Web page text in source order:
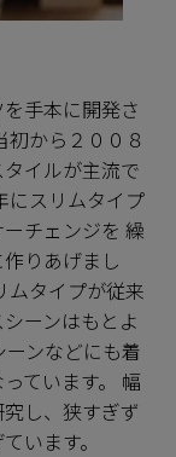
手本に開発さ
から２００８
イルが主流で
にスリムタイプ
チェンジを 繰
りあげまし
ムタイプが従来
ーンはもとよ
ンなどにも着
ています。 幅
し、狭すぎず
います。